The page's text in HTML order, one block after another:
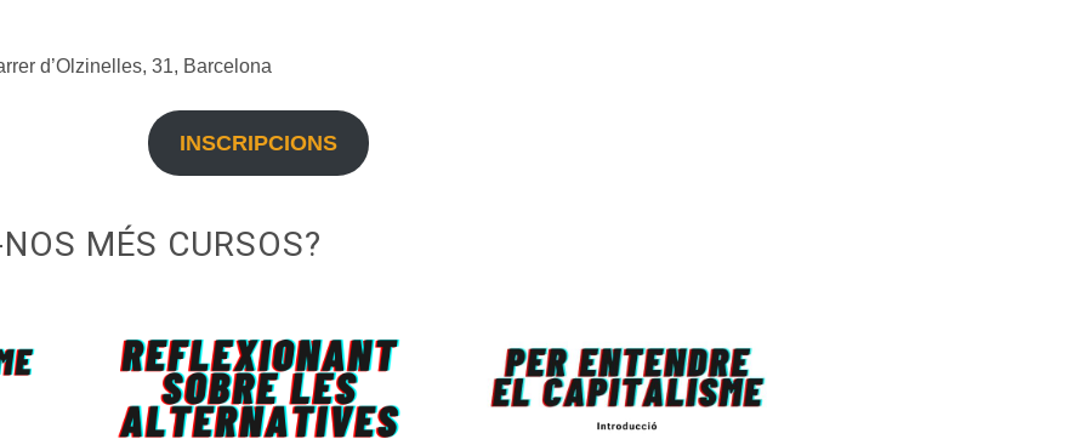
d’Olzinelles, 31, Barcelona
INSCRIPCIONS
MÉS CURSOS?